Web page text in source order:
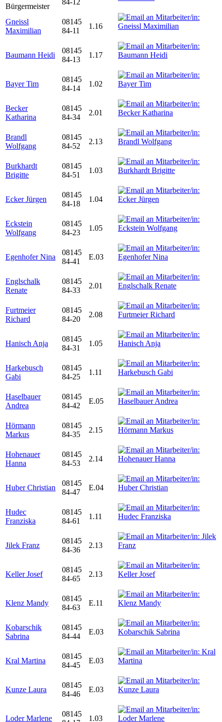
Bürgermeister
84-12
Gneissl
Maximilian
08145
84-11
1.16
Baumann Heidi
08145
84-13
1.17
Bayer Tim
08145
84-14
1.02
Becker
Katharina
08145
84-34
2.01
Brandl
Wolfgang
08145
84-52
2.13
Burkhardt
Brigitte
08145
84-51
1.03
Ecker Jürgen
08145
84-18
1.04
Eckstein
Wolfgang
08145
84-23
1.05
Egenhofer Nina
08145
84-41
E.03
Englschalk
Renate
08145
84-33
2.01
Furtmeier
Richard
08145
84-20
2.08
Hanisch Anja
08145
84-31
1.05
Harkebusch
Gabi
08145
84-25
1.11
Haselbauer
Andrea
08145
84-42
E.05
Hörmann
Markus
08145
84-35
2.15
Hohenauer
Hanna
08145
84-53
2.14
Huber Christian
08145
84-47
E.04
Hudec
Franziska
08145
84-61
1.11
Jilek Franz
08145
84-36
2.13
Keller Josef
08145
84-65
2.13
Klenz Mandy
08145
84-63
E.11
Kobarschik
Sabrina
08145
84-44
E.03
Kral Martina
08145
84-45
E.03
Kunze Laura
08145
84-46
E.03
Loder Marlene
08145
1.03